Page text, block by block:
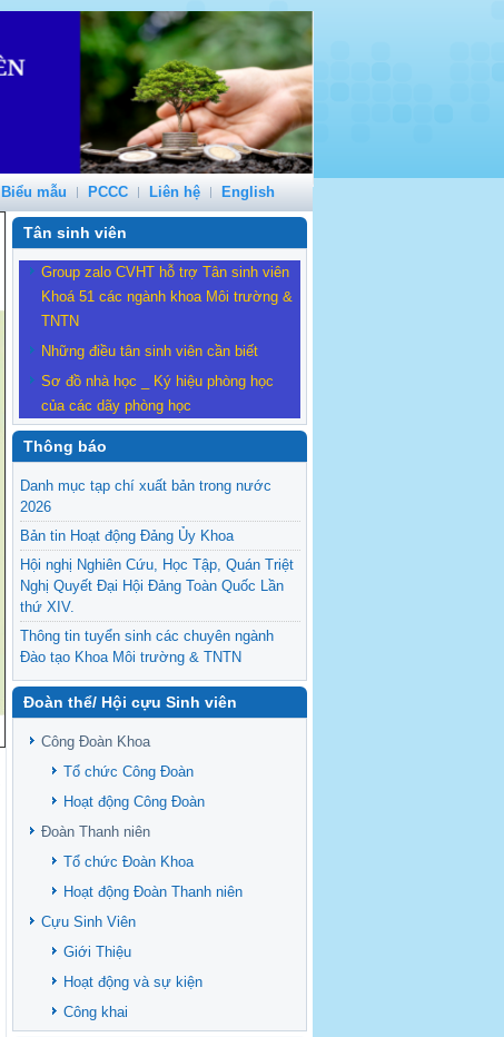
Biểu mẫu PCCC Liên hệ English
NEXT
Tân sinh viên
Group zalo CVHT hỗ trợ Tân sinh viên
Khoá 51 các ngành khoa Môi trường &
TNTN
Những điều tân sinh viên cần biết
Sơ đồ nhà học _ Ký hiệu phòng học
của các dãy phòng học
Thông báo
Danh mục tạp chí xuất bản trong nước
2026
Bản tin Hoạt động Đảng Ủy Khoa
Hội nghị Nghiên Cứu, Học Tập, Quán Triệt
Nghị Quyết Đại Hội Đảng Toàn Quốc Lần
thứ XIV.
Thông tin tuyển sinh các chuyên ngành
Đào tạo Khoa Môi trường & TNTN
Feasibility evaluation of using cattle
manure for biogas production: A case study
Vietnamese Mekong Delta
Sediment properties in flood-based farming
systems in the Vietnamese upstream
Văn bản - Quy định
Ban chấp hành Đảng bộ khoa
Đoàn thể/ Hội cựu Sinh viên
Công Đoàn Khoa
Tổ chức Công Đoàn
Hoạt động Công Đoàn
Đoàn Thanh niên
Tổ chức Đoàn Khoa
Hoạt động Đoàn Thanh niên
Cựu Sinh Viên
Giới Thiệu
Hoạt động và sự kiện
Công khai